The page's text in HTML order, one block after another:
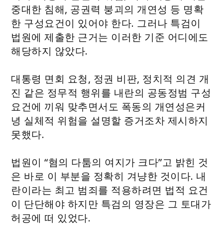
중대한 침해, 공권력 붕괴의 개연성 등 명확
한 구성요건이 있어야 한다. 그러나 특검이
법원에 제출한 근거는 이러한 기준 어디에도
해당하지 않았다.
대통령 면회 요청, 정권 비판, 정치적 의견 개
진 같은 정무적 행위를 내란의 공동정범 구성
요건에 끼워 맞추면서도 폭동의 개연성은커
녕 실체적 위험을 설명할 증거조차 제시하지
못했다.
법원이 “혐의 다툼의 여지가 크다”고 밝힌 것
은 바로 이 부분을 정확히 겨냥한 것이다. 내
란이라는 최고 범죄를 적용하려면 법적 요건
이 단단해야 하지만 특검의 영장은 그 토대가
허공에 떠 있었다.